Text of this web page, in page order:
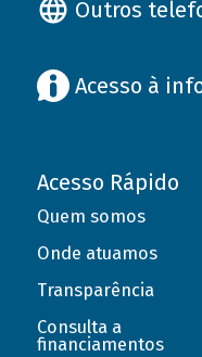
Outros
Acesso à
Acesso Rápido
Quem somos
Onde atuamos
Transparência
Consulta a
financiamentos